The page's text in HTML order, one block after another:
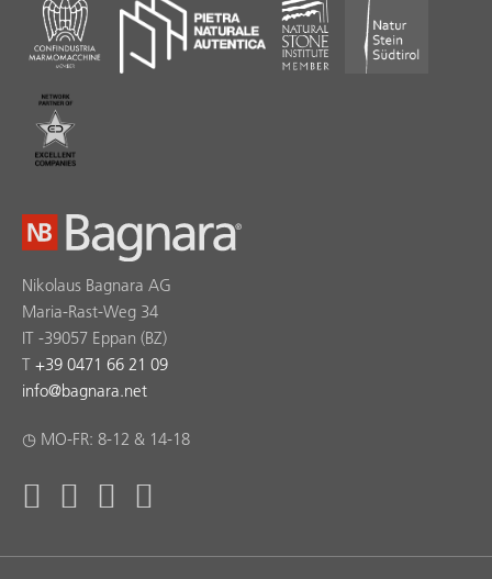
Nikolaus Bagnara AG
Maria-Rast-Weg 34
IT -39057 Eppan (BZ)
T +39 0471 66 21 09
info@bagnara.net
◷ MO-FR: 8-12 & 14-18